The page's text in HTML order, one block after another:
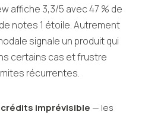
affiche 3,3/5 avec 47 % de
notes 1 étoile. Autrement
signale un produit qui
certains cas et frustre
récurrentes.
imprévisible — les